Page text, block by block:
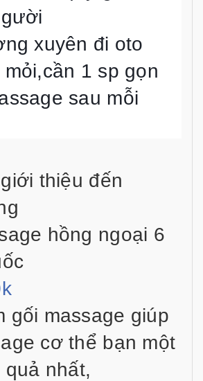
xuyên đi oto
1 sp gọn
sau mỗi
thiệu đến
hồng ngoại 6
gối massage giúp
cơ thể bạn một
quả nhất,